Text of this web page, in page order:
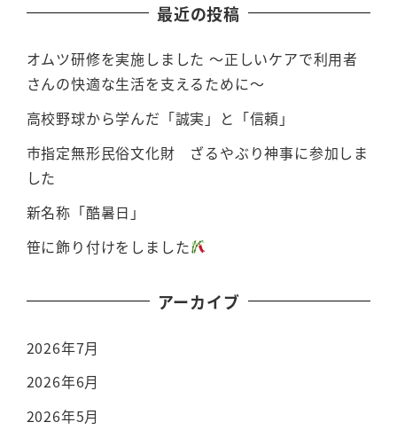
最近の投稿
オムツ研修を実施しました ～正しいケアで利用者
さんの快適な生活を支えるために～
高校野球から学んだ「誠実」と「信頼」
市指定無形民俗文化財 ざるやぶり神事に参加しま
した
新名称「酷暑日」
笹に飾り付けをしました
アーカイブ
2026年7月
2026年6月
2026年5月